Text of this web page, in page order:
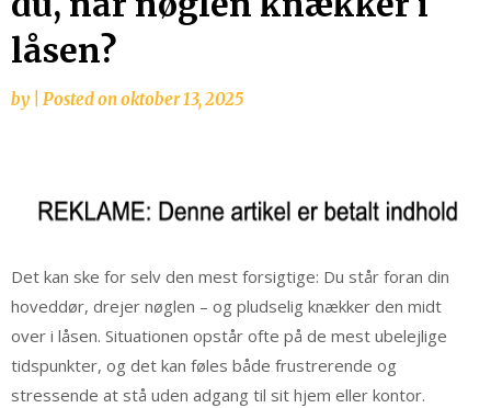
låsen?
by Posted onoktober 13, 2025
Det kan ske for selv den mest forsigtige: Du står foran din
hoveddør, drejer nøglen – og pludselig knækker den midt
over i låsen. Situationen opstår ofte på de mest ubelejlige
tidspunkter, og det kan føles både frustrerende og
stressende at stå uden adgang til sit hjem eller kontor.